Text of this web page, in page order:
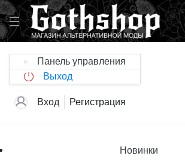
Панель управления
Выход
Вход Регистрация
Новинки